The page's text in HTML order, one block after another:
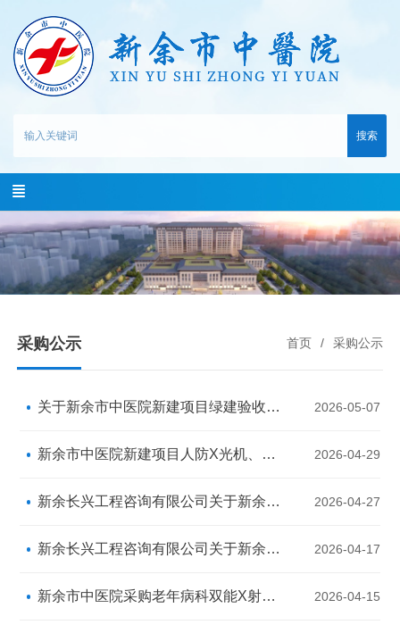
搜索
采购公示 首页 采购公示
关于新余市中医院新建项目绿建验收检测事项的询价公告 2026-05-07
新余市中医院新建项目人防X光机、口腔CT、直线加速器机房射线防护工程流标公告（第二次） 2026-04-29
新余长兴工程咨询有限公司关于新余市中医院一批医疗设备采购项目（项目编号：XYCX2026-X003）竞争性谈判结果公示 2026-04-27
新余长兴工程咨询有限公司关于新余市中医院一批医疗设备采购项目（项目编号：XYCX2026-X003）的询价公告 2026-04-17
新余市中医院采购老年病科双能X射线骨密度仪设备项目产品介绍会 2026-04-15